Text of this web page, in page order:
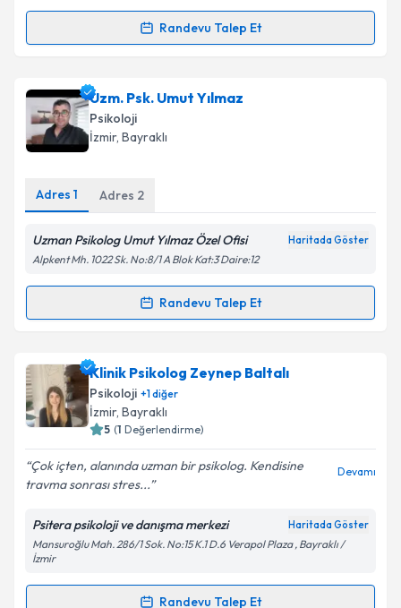
Randevu Talep Et
Randevu Takvimi Talebi
Psk. Cemal YORANiçin randevu takvimi talebi
oluşturun. Size bu uzmandan randevu almanız için bir
takvim hazırlandığında e-posta ile bilgilendireceğiz.
Kişisel verilerimin işlenmesine ilişkin
kapsamda işlenmesini kabul ediyorum.
Uzm. Psk. Umut Yılmaz
Psikoloji
İzmir, Bayraklı
Adres 1 Adres 2
Uzman Psikolog Umut Yılmaz Özel Ofisi Haritada Göster
Alpkent Mh. 1022 Sk. No:8/1 A Blok Kat:3 Daire:12
Randevu Talep Et
Randevu Takvimi Talebi
Uzm. Psk. Umut Yılmaziçin randevu takvimi talebi
oluşturun. Size bu uzmandan randevu almanız için bir
takvim hazırlandığında e-posta ile bilgilendireceğiz.
Kişisel verilerimin işlenmesine ilişkin
Aydınlatma
Metni'ni okudum ve kişisel verilerimin belirtilen
Klinik Psikolog Zeynep Baltalı
Psikoloji +1diğer
İzmir, Bayraklı
5 (1 Değerlendirme)
Çok içten, alanında uzman bir psikolog. Kendisine
travma sonrası stres...
Devamı
Psitera psikoloji ve danışma merkezi Haritada Göster
Mansuroğlu Mah. 286/1 Sok. No:15 K.1 D.6 Verapol Plaza , Bayraklı /
İzmir
Randevu Talep Et